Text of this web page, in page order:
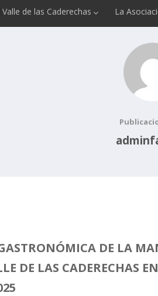
Valle de las Caderechas La
DE LA
DE LAS CADERECHAS